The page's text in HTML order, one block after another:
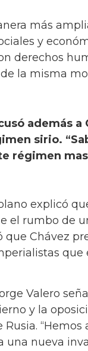
más
y
derechos
la misma
además
sirio.
régimen
explicó
el rumbo de
que Chávez
Valero
y la
nueva